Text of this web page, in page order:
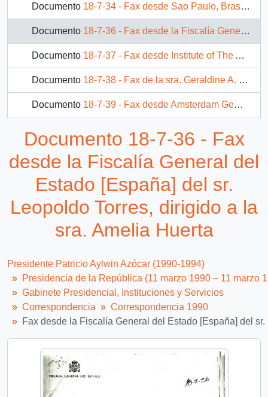
Documento 18-7-34 - Fax desde Sao Paulo, Brasil, del sr. Antonio Carlos Ríos Corral, Director Presidente de FEPASA, dirigido al sr. Osmar V. Chohfi
Documento 18-7-36 - Fax desde la Fiscalía General del Estado [España] del sr. Leopoldo Torres, dirigido a la sra. Amelia Huerta
Documento 18-7-37 - Fax desde Institute of The Americas, del sr. Paul H. Boeker, dirigido al Ministro Secretario de la Presidencia, sr. Edgardo Boeninger
Documento 18-7-38 - Fax de la sra. Geraldine A. Ferraro dirigido al Sr. Patricio Aylwin Azócar
Documento 18-7-39 - Fax desde Amsterdam Gemeente [Municipio] de su Alcalde, sr. E. van Thijn, dirigido al Sr. Patricio Aylwin Azócar / Amelia Huerta
143 más...
Documento 18-7-36 - Fax
desde la Fiscalía General del
Estado [España] del sr.
Leopoldo Torres, dirigido a la
sra. Amelia Huerta
Presidente Patricio Aylwin Azócar (1990-1994)
Presidencia de la República (11 marzo 1990 – 11 marzo
Gabinete Presidencial, Instituciones y Servicios
Correspondencia
Correspondencia 1990
Fax desde la Fiscalía General del Estado [España] del